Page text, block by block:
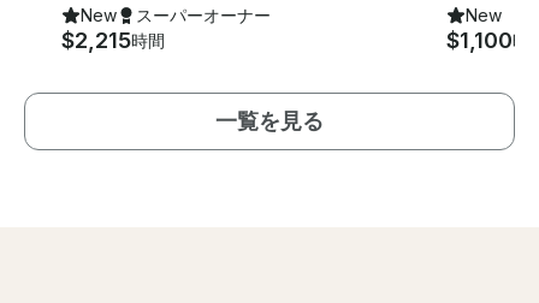
New スーパーオーナー
$2,215時間
New
$1,100時
一覧を見る